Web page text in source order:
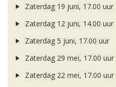
Zaterdag 19 juni, 17.00 uur
Zaterdag 12 juni, 14.00 uur
Zaterdag 5 juni, 17.00 uur
Zaterdag 29 mei, 17.00 uur
Zaterdag 22 mei, 17.00 uur